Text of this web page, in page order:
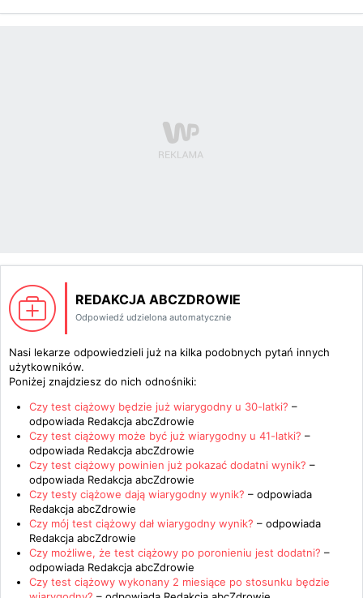
REDAKCJA ABCZDROWIE
Odpowiedź udzielona automatycznie
Nasi lekarze odpowiedzieli już na kilka podobnych pytań innych
użytkowników.
Poniżej znajdziesz do nich odnośniki:
Czy test ciążowy będzie już wiarygodny u 30-latki? –
odpowiada Redakcja abcZdrowie
Czy test ciążowy może być już wiarygodny u 41-latki? –
odpowiada Redakcja abcZdrowie
Czy test ciążowy powinien już pokazać dodatni wynik? –
odpowiada Redakcja abcZdrowie
Czy testy ciążowe dają wiarygodny wynik? – odpowiada
Redakcja abcZdrowie
Czy mój test ciążowy dał wiarygodny wynik? – odpowiada
Redakcja abcZdrowie
Czy możliwe, że test ciążowy po poronieniu jest dodatni? –
odpowiada Redakcja abcZdrowie
Czy test ciążowy wykonany 2 miesiące po stosunku będzie